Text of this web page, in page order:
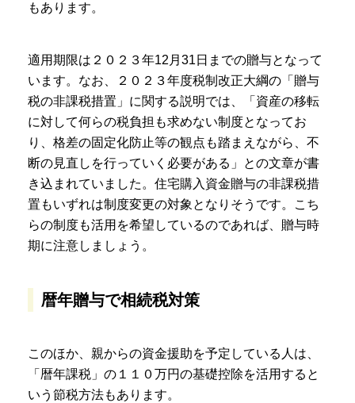
もあります。
適用期限は２０２３年12月31日までの贈与となって
います。なお、２０２３年度税制改正大綱の「贈与
税の非課税措置」に関する説明では、「資産の移転
に対して何らの税負担も求めない制度となってお
り、格差の固定化防止等の観点も踏まえながら、不
断の見直しを行っていく必要がある」との文章が書
き込まれていました。住宅購入資金贈与の非課税措
置もいずれは制度変更の対象となりそうです。こち
らの制度も活用を希望しているのであれば、贈与時
期に注意しましょう。
暦年贈与で相続税対策
このほか、親からの資金援助を予定している人は、
「暦年課税」の１１０万円の基礎控除を活用すると
いう節税方法もあります。